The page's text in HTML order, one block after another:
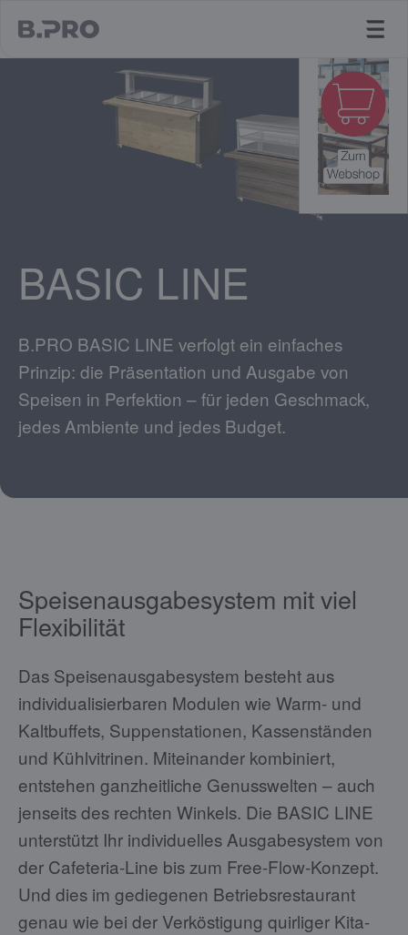
BASIC LINE
B.PRO BASIC LINE verfolgt ein einfaches
Prinzip: die Präsentation und Ausgabe von
Speisen in Perfektion – für jeden Geschmack,
jedes Ambiente und jedes Budget.
Speisenausgabesystem mit viel
Flexibilität
Das Speisenausgabesystem besteht aus
individualisierbaren Modulen wie Warm- und
Kaltbuffets, Suppenstationen, Kassenständen
und Kühlvitrinen. Miteinander kombiniert,
entstehen ganzheitliche Genusswelten – auch
jenseits des rechten Winkels. Die BASIC LINE
unterstützt Ihr individuelles Ausgabesystem von
der Cafeteria-Line bis zum Free-Flow-Konzept.
Und dies im gediegenen Betriebsrestaurant
genau wie bei der Verköstigung quirliger Kita-